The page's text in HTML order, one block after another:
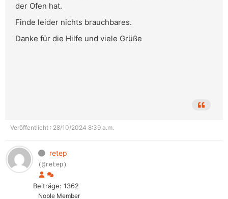
der Ofen hat.
Finde leider nichts brauchbares.
Danke für die Hilfe und viele Grüße
Veröffentlicht : 28/10/2024 8:39 a.m.
retep
(@retep)
Beiträge: 1362
Noble Member